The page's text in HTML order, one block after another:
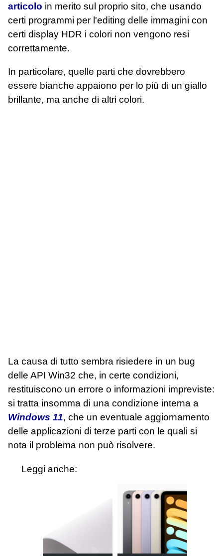
articolo in merito sul proprio sito, che usando
certi programmi per l'editing delle immagini con
certi display HDR i colori non vengono resi
correttamente.
In particolare, quelle parti che dovrebbero
essere bianche appaiono per lo più di un giallo
brillante, ma anche di altri colori.
La causa di tutto sembra risiedere in un bug
delle API Win32 che, in certe condizioni,
restituiscono un errore o informazioni impreviste:
si tratta insomma di una condizione interna a
Windows 11, che un eventuale aggiornamento
delle applicazioni di terze parti con le quali si
nota il problema non può risolvere.
Leggi anche: